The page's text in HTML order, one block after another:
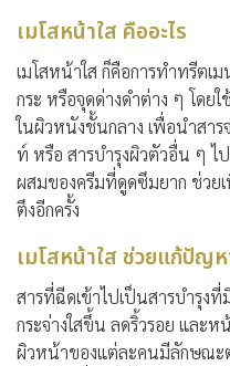
เมโสหน้าใส คืออะไร
เมโสหน้าใส ก็คือการทำทรีต
กระ หรือจุดด่างดำต่าง ๆ โดยใ
ในผิวหนังชั้นกลาง เพื่อนำสา
ท์ หรือ สารบำรุงผิวตัวอื่น ๆ
ผสมของครีมที่ดูดซึมยาก ช่วย
ตึงอีกครั้ง
เมโสหน้าใส ช่วยแก้ปัญ
สารที่ฉีดเข้าไปเป็นสารบำรุง
กระจ่างใสขึ้น ลดริ้วรอย และห
ผิวหน้าของแต่ละคนมีลักษณะ